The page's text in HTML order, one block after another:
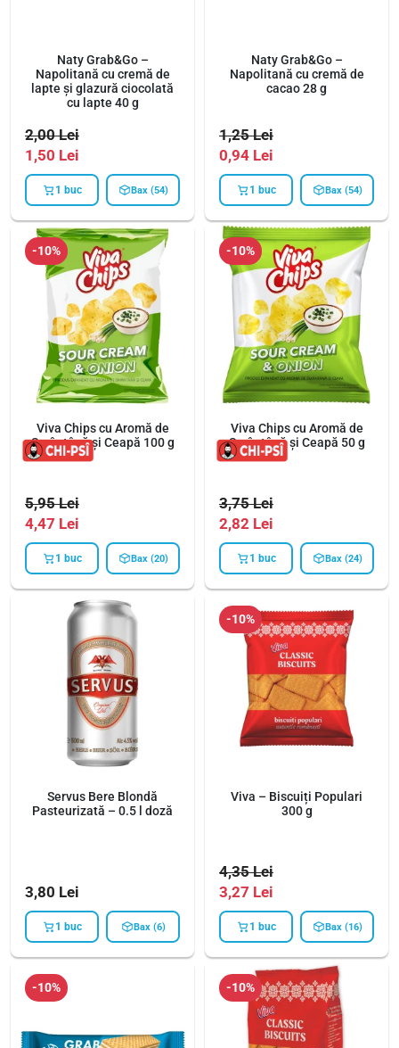
Naty Grab&Go –
Napolitană cu cremă de
lapte și glazură ciocolată
cu lapte 40 g
2,00Lei
1,50 Lei
1 buc Bax (54)
Naty Grab&Go –
Napolitană cu cremă de
cacao 28 g
1,25Lei
0,94 Lei
1 buc Bax (54)
-10%
Viva Chips cu Aromă de
Smântână și Ceapă 100 g
5,95Lei
4,47 Lei
1 buc Bax (20)
-10%
Viva Chips cu Aromă de
Smântână și Ceapă 50 g
3,75Lei
2,82 Lei
1 buc Bax (24)
Servus Bere Blondă
Pasteurizată – 0.5 l doză
3,80 Lei
1 buc Bax (6)
-10%
Viva – Biscuiți Populari
300 g
4,35Lei
3,27 Lei
1 buc Bax (16)
-10% -10%